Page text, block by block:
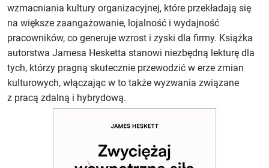
wzmacniania kultury organizacyjnej, które przekładają się
na większe zaangażowanie, lojalność i wydajność
pracowników, co generuje wzrost i zyski dla firmy. Książka
autorstwa Jamesa Hesketta stanowi niezbędną lekturę dla
tych, którzy pragną skutecznie przewodzić w erze zmian
kulturowych, włączając w to także wyzwania związane
z pracą zdalną i hybrydową.